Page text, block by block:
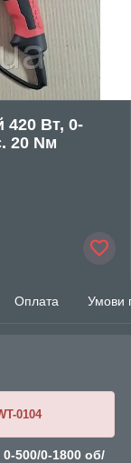
420 Вт, 0-
20 Nм
Оплата Умови
0104
500/0-1800 об/